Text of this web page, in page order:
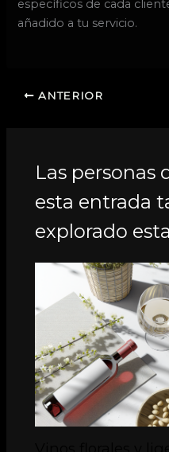
específicos de cada
añadido a tu servicio.
ANTERIOR
Las personas
esta entrada
explorado